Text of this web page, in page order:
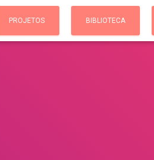
PROJETOS BIBLIOTECA